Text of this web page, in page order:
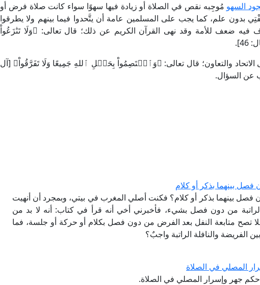
السهو مُوجِبه نقص في الصلاة أو زيادة فيها سهوًا سواء كانت صلاة فرض أو
بدون علم، كما يجب على المسلمين عامة أن يتَّحدوا فيما بينهم ولا يطرقوا
فيه ضعف للأمة وقد نهى القرآن الكريم عن ذلك؛ قال تعالى: ﴿وَلَا تَنَٰزَعُواْ
والتعاون؛ قال تعالى: ﴿وَٱعۡتَصِمُواْ بِحَبۡلِ ٱللهِ جَمِيعًا وَلَا تَفَرَّقُواْ﴾ [آل
بينهما بذكر أو كلام
فصل بينهما بذكر أو كلام؟ فكنت أصلي المغرب في بيتي، وبمجرد أن أنهيت
من دون فصل بشيء، فأخبرني أخي أنه قرأ في كتاب: أنه لا بد من
تصح متابعة النفل بعد الفرض من دون فصل بكلام أو حركة أو جلسة، فما
والنافلة الراتبة واجبٌ؟
المصلي في الصلاة
جهر وإسرار المصلي في الصلاة.